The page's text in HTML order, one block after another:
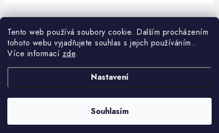
Tento web používá soubory cookie. Dalším procházením
tohoto webu vyjadřujete souhlas s jejich používáním..
Více informací zde.
Nastavení
Souhlasím
Z
á
Najdete nás
Informace pro vás
Dětské čtyřkolky
ROCKETMOTORS.cz. Všechna práva vyhrazena.